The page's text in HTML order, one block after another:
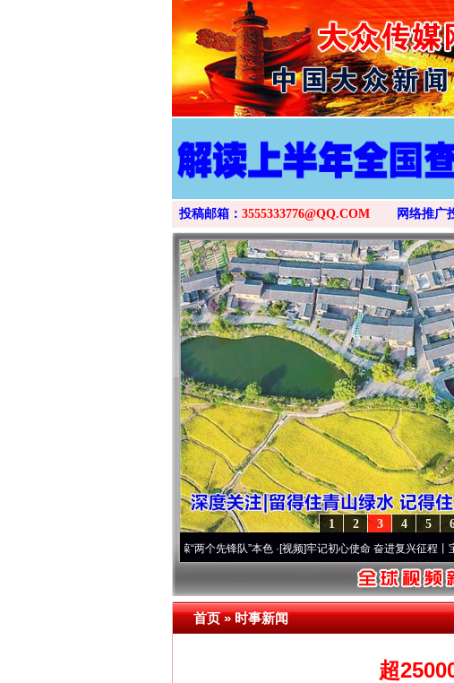
投稿邮箱： 3555333776@QQ.COM 网络推广
5
4
3
2
1
永葆“两个先锋队”本色·[视频]牢记初心使命 奋进复兴征程丨宝塔山下
首页»时事新闻
超